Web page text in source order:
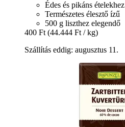
Édes és pikáns ételekhez
Természetes élesztő ízű
500 g liszthez elegendő
400 Ft (44.444 Ft / kg)
Szállítás eddig: augusztus 11.